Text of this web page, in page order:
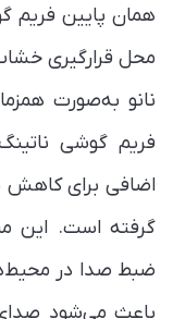
محل قرارگیری
نانو به‌صورت
اضافی برای کاهش
گرفته است. این
ضبط صدا در
باعث می‌شود